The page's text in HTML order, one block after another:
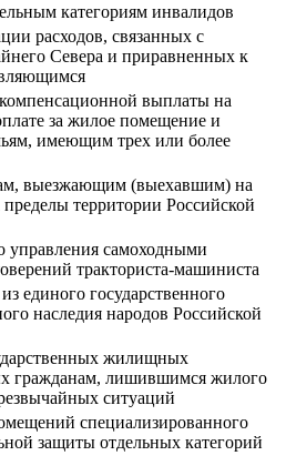
категориям инвалидов
расходов, связанных с
Севера и приравненных к
выплаты на
за жилое помещение и
имеющим трех или более
выезжающим (выехавшим) на
пределы территории Российской
управления самоходными
тракториста-машиниста
единого государственного
наследия народов Российской
жилищных
гражданам, лишившимся жилого
ситуаций
специализированного
защиты отдельных категорий